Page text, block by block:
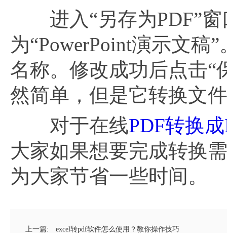
进入“另存为PDF”窗
为“PowerPoint演示文稿
名称。修改成功后点击“
然简单，但是它转换文
对于在线PDF转换
大家如果想要完成转换
为大家节省一些时间。
上一篇: excel转pdf软件怎么使用？教你操作技巧